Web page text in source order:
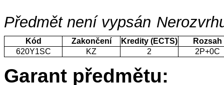
Předmět není vypsán
Kód Zakončení Kredity (ECTS)
Rozsah
620Y1SC
KZ 2 2P+0C
Garant předmětu: